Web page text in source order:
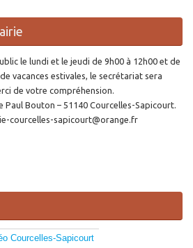
le lundi et le jeudi de 9h00 à 12h00 et de
vacances estivales, le secrétariat sera
de votre compréhension.
Paul Bouton – 51140 Courcelles-Sapicourt.
courcelles-sapicourt@orange.fr